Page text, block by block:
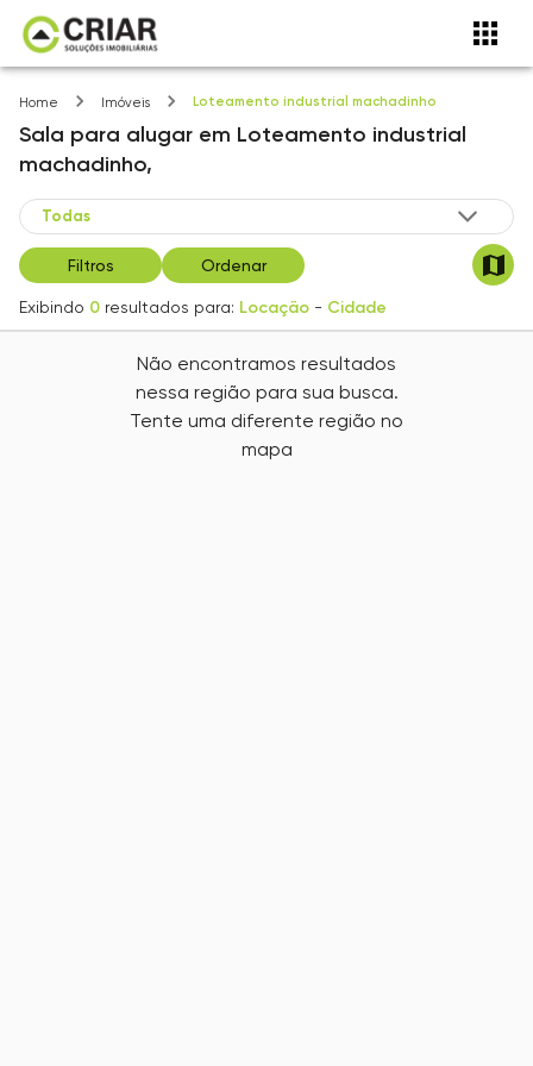
Home Imóveis Loteamento industrial machadinho
Sala para alugar em Loteamento industrial
machadinho,
Filtros Ordenar
Exibindo 0 resultados para: Locação - Cidade
Não encontramos resultados
nessa região para sua busca.
Tente uma diferente região no
mapa